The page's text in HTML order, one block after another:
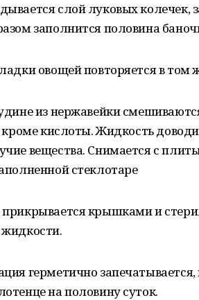
слой луковых колечек,
заполнится половина
овощей повторяется в том
из нержавейки
кроме кислоты. Жидкость
вещества. Снимается с
стеклотаре
крышками и
герметично
на половину суток.